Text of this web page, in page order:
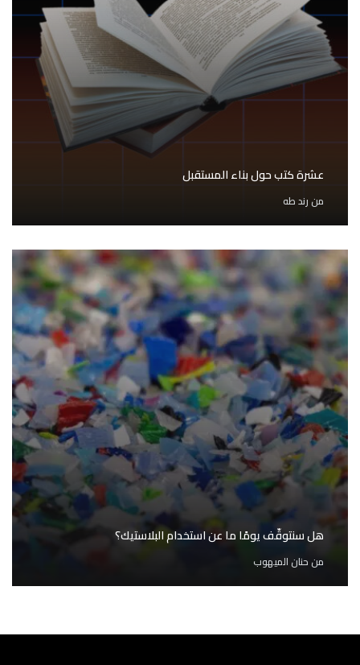
عشرة كتب حول بناء المستقبل
من رند طه
هل سنتوقّف يومًا ما عن استخدام البلاستيك؟
من حنان الميهوب